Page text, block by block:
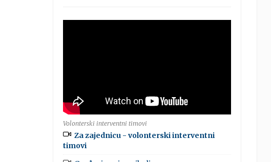
Volonterski interventni timovi
Za zajednicu - volonterski interventni
timovi